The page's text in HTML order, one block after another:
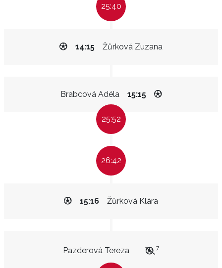
25:40
Žůrková Zuzana
14:15
Brabcová Adéla 15:15
25:52
26:42
Žůrková Klára
15:16
Pazderová Tereza 7